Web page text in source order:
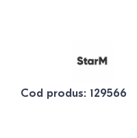
Cod produs: 129566